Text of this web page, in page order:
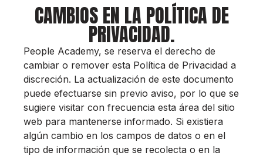
CAMBIOS EN LA POLÍTICA DE
PRIVACIDAD.
People Academy, se reserva el derecho de
cambiar o remover esta Política de Privacidad a
discreción. La actualización de este documento
puede efectuarse sin previo aviso, por lo que se
sugiere visitar con frecuencia esta área del sitio
web para mantenerse informado. Si existiera
algún cambio en los campos de datos o en el
tipo de información que se recolecta o en la